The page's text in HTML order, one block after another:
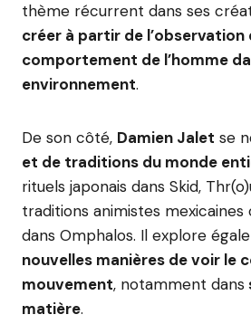
thème récurrent dans ses
créer à partir de l’observation
comportement de l’homme
environnement.
De son côté, Damien Jalet se
et de traditions du monde
rituels japonais dans Skid,
traditions animistes mexicaines
dans Omphalos. Il explore
nouvelles manières de voir le
mouvement, notamment dans
matière.